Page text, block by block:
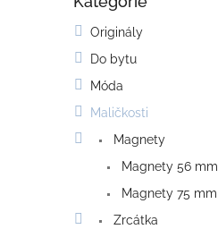
Originály
Do bytu
Móda
Maličkosti
Magnety
Magnety 56 mm
Magnety 75 mm
Zrcátka